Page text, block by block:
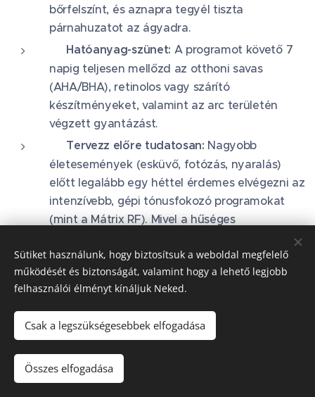
bőrfelszínt, és aznapra tegyél tiszta
párnahuzatot az ágyadra.
🛑 Hatóanyag-szünet: A programot követő 7
napig teljesen mellőzd az otthoni savas
(AHA/BHA), retinolos vagy szárító
készítményeket, valamint az arc területén
végzett gyantázást.
📅 Tervezz előre tudatosan: Nagyobb
életesemények (esküvő, fotózás, nyaralás)
előtt legalább egy héttel érdemes elvégezni az
intenzívebb, gépi tónusfokozó programokat
(mint a Mátrix RF). Mivel a hűséges
időpontját, az eseményekhez igazított
énidődet érdemes időben biztosítanod az
online naptáramban!
Fontos esztétikai tudnivaló:A rituálék után a bőrfelszín
enyhe, múló pírral reagálhat. Ez a választott
technológia (pl. Cold Plasma vagy rádiófrekvencia)
függvényében pár órán vagy 1-2 napon belül,
Sütiket használunk, hogy biztosítsuk a weboldal megfelelő
működését és biztonságát, valamint hogy a lehető legjobb
felhasználói élményt kínáljuk Neked.
Csak a legszükségesebbek elfogadása
Összes elfogadása